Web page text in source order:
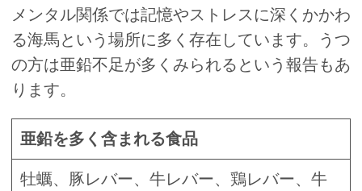
メンタル関係では記憶やストレスに深くかかわ
る海馬という場所に多く存在しています。うつ
の方は亜鉛不足が多くみられるという報告もあ
ります。
亜鉛を多く含まれる食品
牡蠣、豚レバー、牛レバー、鶏レバー、牛